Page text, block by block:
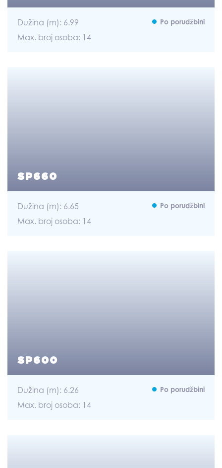
Dužina (m): 6.99
Max. broj osoba: 14
Po porudžbini
SP660
Dužina (m): 6.65
Max. broj osoba: 14
Po porudžbini
SP600
Dužina (m): 6.26
Max. broj osoba: 14
Po porudžbini